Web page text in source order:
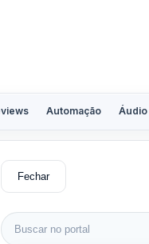
Automação
Fechar
Buscar por: